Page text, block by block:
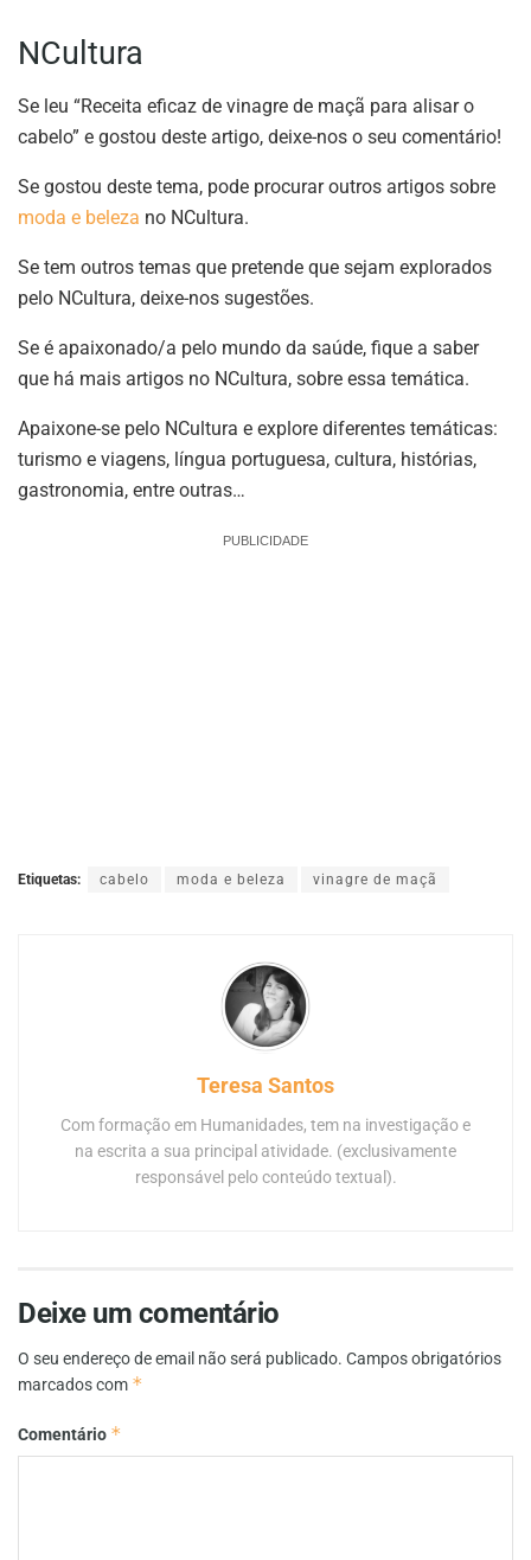
NCultura
Se leu “Receita eficaz de vinagre de maçã para alisar o
cabelo” e gostou deste artigo, deixe-nos o seu comentário!
Se gostou deste tema, pode procurar outros artigos sobre
moda e beleza no NCultura.
Se tem outros temas que pretende que sejam explorados
pelo NCultura, deixe-nos sugestões.
Se é apaixonado/a pelo mundo da saúde, fique a saber
que há mais artigos no NCultura, sobre essa temática.
Apaixone-se pelo NCultura e explore diferentes temáticas:
turismo e viagens, língua portuguesa, cultura, histórias,
gastronomia, entre outras…
PUBLICIDADE
Etiquetas: cabelo moda e beleza vinagre de maçã
Teresa Santos
Com formação em Humanidades, tem na investigação e
na escrita a sua principal atividade. (exclusivamente
responsável pelo conteúdo textual).
Deixe um comentário
O seu endereço de email não será publicado. Campos obrigatórios
marcados com *
Comentário *